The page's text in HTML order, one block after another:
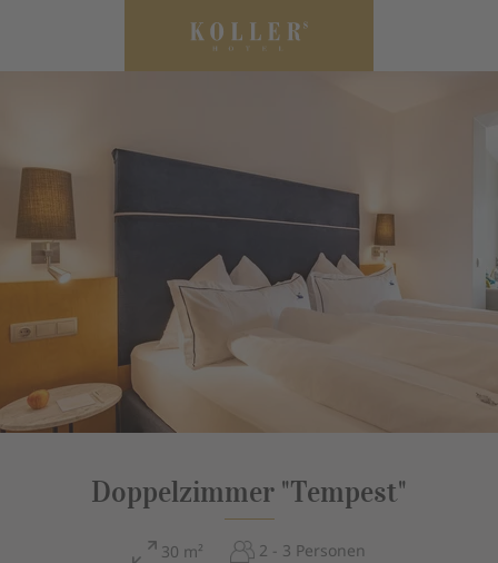
Doppelzimmer "Tempest"
30 m² 2 - 3 Personen